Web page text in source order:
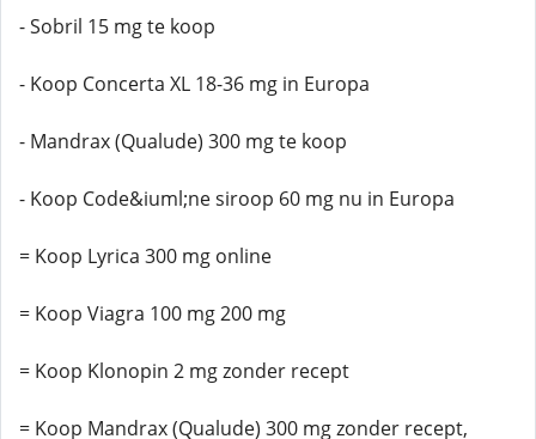
- Sobril 15 mg te koop
- Koop Concerta XL 18-36 mg in Europa
- Mandrax (Qualude) 300 mg te koop
- Koop Code&iuml;ne siroop 60 mg nu in Europa
= Koop Lyrica 300 mg online
= Koop Viagra 100 mg 200 mg
= Koop Klonopin 2 mg zonder recept
= Koop Mandrax (Qualude) 300 mg zonder recept,